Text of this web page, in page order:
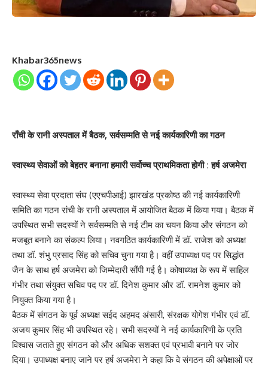
Khabar365news
राँची के रानी अस्पताल में बैठक, सर्वसम्मति से नई कार्यकारिणी का गठन
स्वास्थ्य सेवाओं को बेहतर बनाना हमारी सर्वोच्च प्राथमिकता होगी : हर्ष अजमेरा
स्वास्थ्य सेवा प्रदाता संघ (एएचपीआई) झारखंड प्रकोष्ठ की नई कार्यकारिणी
समिति का गठन रांची के रानी अस्पताल में आयोजित बैठक में किया गया। बैठक में
उपस्थित सभी सदस्यों ने सर्वसम्मति से नई टीम का चयन किया और संगठन को
मजबूत बनाने का संकल्प लिया। नवगठित कार्यकारिणी में डॉ. राजेश को अध्यक्ष
तथा डॉ. शंभु प्रसाद सिंह को सचिव चुना गया है। वहीं उपाध्यक्ष पद पर सिद्धांत
जैन के साथ हर्ष अजमेरा को जिम्मेदारी सौंपी गई है। कोषाध्यक्ष के रूप में साहिल
गंभीर तथा संयुक्त सचिव पद पर डॉ. दिनेश कुमार और डॉ. रामनेश कुमार को
नियुक्त किया गया है।
बैठक में संगठन के पूर्व अध्यक्ष सईद अहमद अंसारी, संरक्षक योगेश गंभीर एवं डॉ.
अजय कुमार सिंह भी उपस्थित रहे। सभी सदस्यों ने नई कार्यकारिणी के प्रति
विश्वास जताते हुए संगठन को और अधिक सशक्त एवं प्रभावी बनाने पर जोर
दिया। उपाध्यक्ष बनाए जाने पर हर्ष अजमेरा ने कहा कि वे संगठन की अपेक्षाओं पर